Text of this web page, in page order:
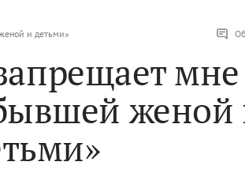
и детьми»
мне
женой